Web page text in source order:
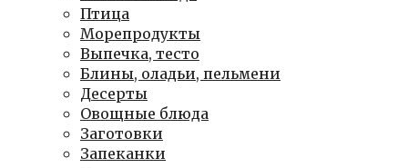
Птица
Морепродукты
Выпечка, тесто
Блины, оладьи, пельмени
Десерты
Овощные блюда
Заготовки
Запеканки